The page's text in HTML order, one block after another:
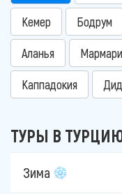
Кемер Бодрум
Аланья
Каппадокия
ТУРЫ В
Зима